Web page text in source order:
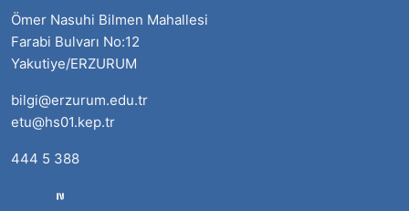
Ömer Nasuhi Bilmen Mahallesi
Farabi Bulvarı No:12
Yakutiye/ERZURUM
bilgi@erzurum.edu.tr
etu@hs01.kep.tr
444 5 388